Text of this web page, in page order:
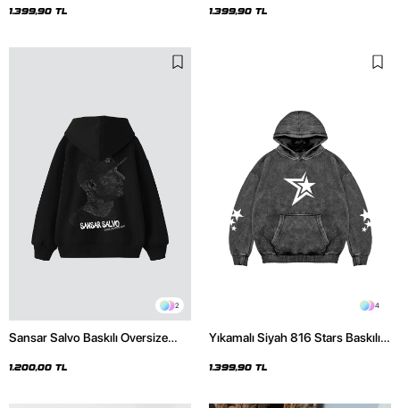
1.399,90 TL
Hoodie
1.399,90 TL
2
Sansar Salvo Baskılı Oversize
1.200,00 TL
4
Yıkamalı Siyah 816 Stars Baskılı
1.399,90 TL